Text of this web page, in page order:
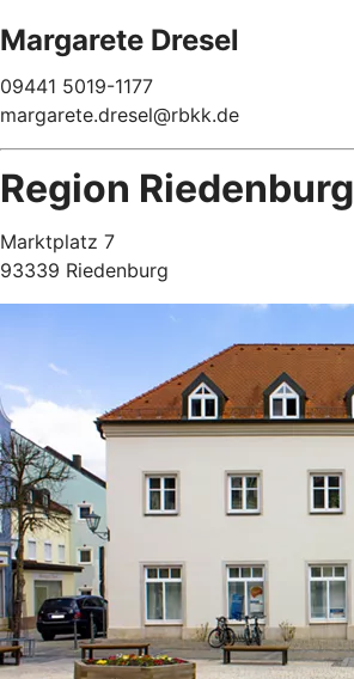
Margarete Dresel
09441 5019-1177
margarete.dresel@rbkk.de
Region Riedenburg
Marktplatz 7
93339 Riedenburg